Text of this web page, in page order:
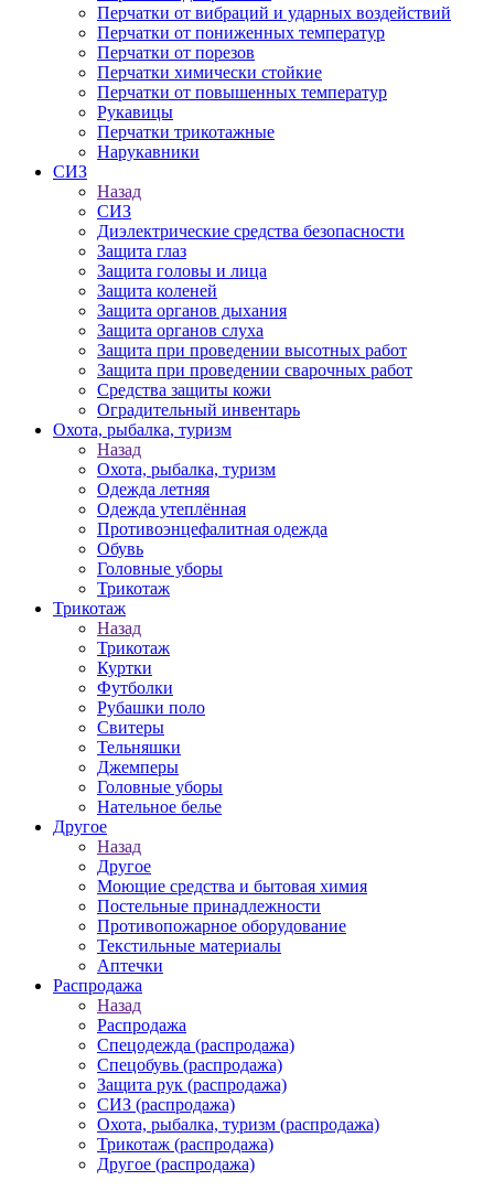
Перчатки от вибраций и ударных воздействий
Перчатки от пониженных температур
Перчатки от порезов
Перчатки химически стойкие
Перчатки от повышенных температур
Рукавицы
Перчатки трикотажные
Нарукавники
СИЗ
Назад
СИЗ
Диэлектрические средства безопасности
Защита глаз
Защита головы и лица
Защита коленей
Защита органов дыхания
Защита органов слуха
Защита при проведении высотных работ
Защита при проведении сварочных работ
Средства защиты кожи
Оградительный инвентарь
Охота, рыбалка, туризм
Назад
Охота, рыбалка, туризм
Одежда летняя
Одежда утеплённая
Противоэнцефалитная одежда
Обувь
Головные уборы
Трикотаж
Трикотаж
Назад
Трикотаж
Куртки
Футболки
Рубашки поло
Свитеры
Тельняшки
Джемперы
Головные уборы
Нательное белье
Другое
Назад
Другое
Моющие средства и бытовая химия
Постельные принадлежности
Противопожарное оборудование
Текстильные материалы
Аптечки
Распродажа
Назад
Распродажа
Спецодежда (распродажа)
Спецобувь (распродажа)
Защита рук (распродажа)
СИЗ (распродажа)
Охота, рыбалка, туризм (распродажа)
Трикотаж (распродажа)
Другое (распродажа)